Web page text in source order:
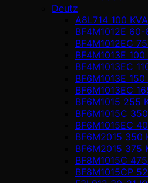
Deutz
A8L714 100 KVA
BF4M1012E 60-
BF4M1012EC
BF4M1013E 100
BF4M1013EC
BF6M1013E 150
BF6M1013EC
BF6M1015 255
BF6M1015C
BF6M1015EC
BF6M2015 350
BF6M2015 375
BF8M1015C
BF8M1015CP